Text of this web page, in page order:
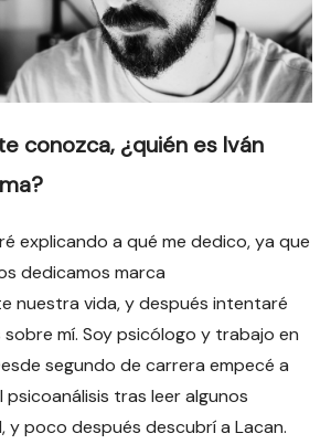
conozca, ¿quién es Iván
explicando a qué me dedico, ya que
dedicamos marca
nuestra vida, y después intentaré
mí. Soy psicólogo y trabajo en
segundo de carrera empecé a
tras leer algunos
y poco después descubrí a Lacan.